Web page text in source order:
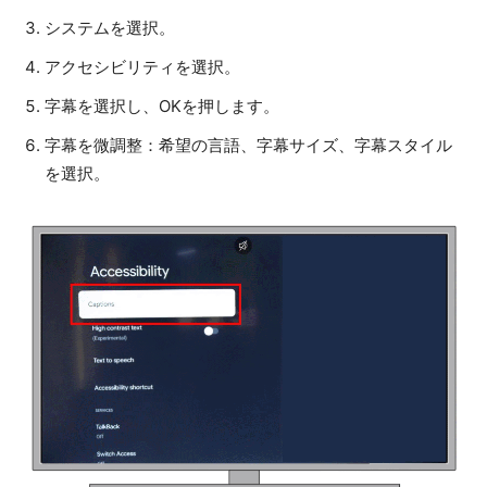
システムを選択。
アクセシビリティを選択。
字幕を選択し、OKを押します。
字幕を微調整：希望の言語、字幕サイズ、字幕スタイル
を選択。